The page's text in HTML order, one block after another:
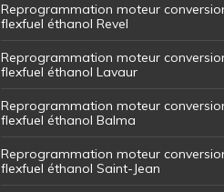
Reprogrammation moteur
flexfuel éthanol Revel
Reprogrammation moteur
flexfuel éthanol Lavaur
Reprogrammation moteur
flexfuel éthanol Balma
Reprogrammation moteur
flexfuel éthanol Saint-Jean